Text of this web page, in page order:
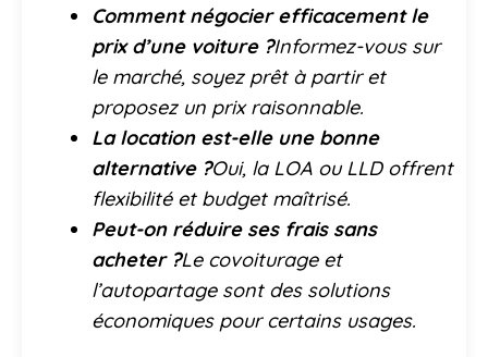
Comment négocier efficacement le
prix d’une voiture ?Informez-vous sur
le marché, soyez prêt à partir et
proposez un prix raisonnable.
La location est-elle une bonne
alternative ?Oui, la LOA ou LLD offrent
flexibilité et budget maîtrisé.
Peut-on réduire ses frais sans
acheter ?Le covoiturage et
l’autopartage sont des solutions
économiques pour certains usages.